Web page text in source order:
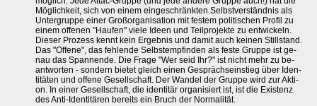
Möglichkeit, sich von einem eingeschränkten Selbstverständnis als
Untergruppe einer Großorganisation mit festem politischen Profil zu
einem offenen "Haufen" viele Ideen und Teilprojekte zu entwickeln.
Dieser Prozess kennt kein Ergebnis und damit auch keinen Stillstand.
Das "Offene", das fehlende Selbstempfinden als feste Gruppe ist ge-
nau das Spannende. Die Frage "Wer seid Ihr?" ist nicht mehr zu be-
antworten - sondern bietet gleich einen Gesprächseinstieg über Iden-
titäten und offene Gesellschaft. Der Wandel der Gruppe wird zur Akti-
on. In einer Gesellschaft, die identitär organisiert ist, ist die Existenz
des Anti-Identitären bereits ein Bruch der Normalität.